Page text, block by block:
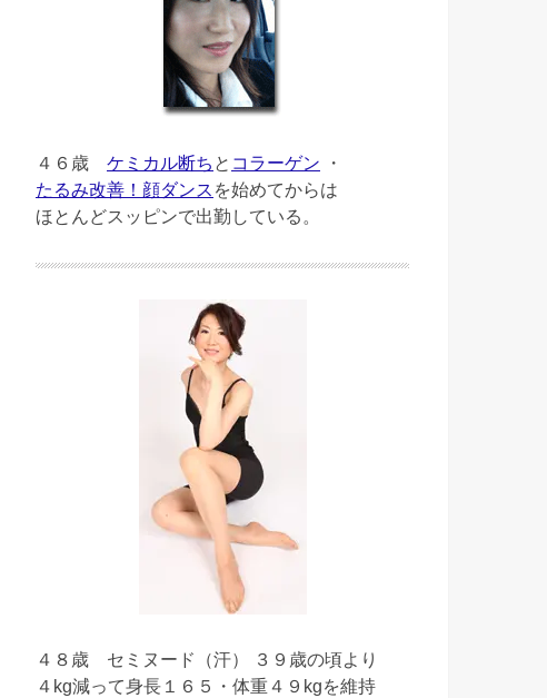
４６歳 ケミカル断ち と コラーゲン ・
たるみ改善！顔ダンス を始めてからは
ほとんどスッピンで出勤している。
４８歳 セミヌード（汗） ３９歳の頃より
４kg減って身長１６５・体重４９kgを維持